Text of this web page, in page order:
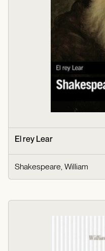
El rey Lear
Shakespeare, William